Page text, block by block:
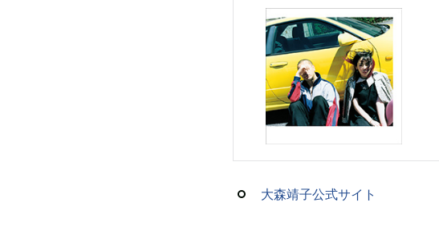
大森靖子公式サイト